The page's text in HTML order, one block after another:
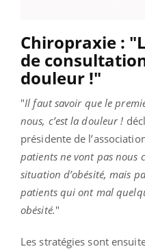
Chiropraxie :
de
douleur !"
"Il faut savoir que le
nous, c’est la douleur !
présidente de
patients ne vont pas nous
situation d’obésité, mais
patients qui ont mal
obésité."
Les stratégies sont